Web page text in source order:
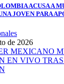
ACUSA A
JOVEN PARA
de 2026